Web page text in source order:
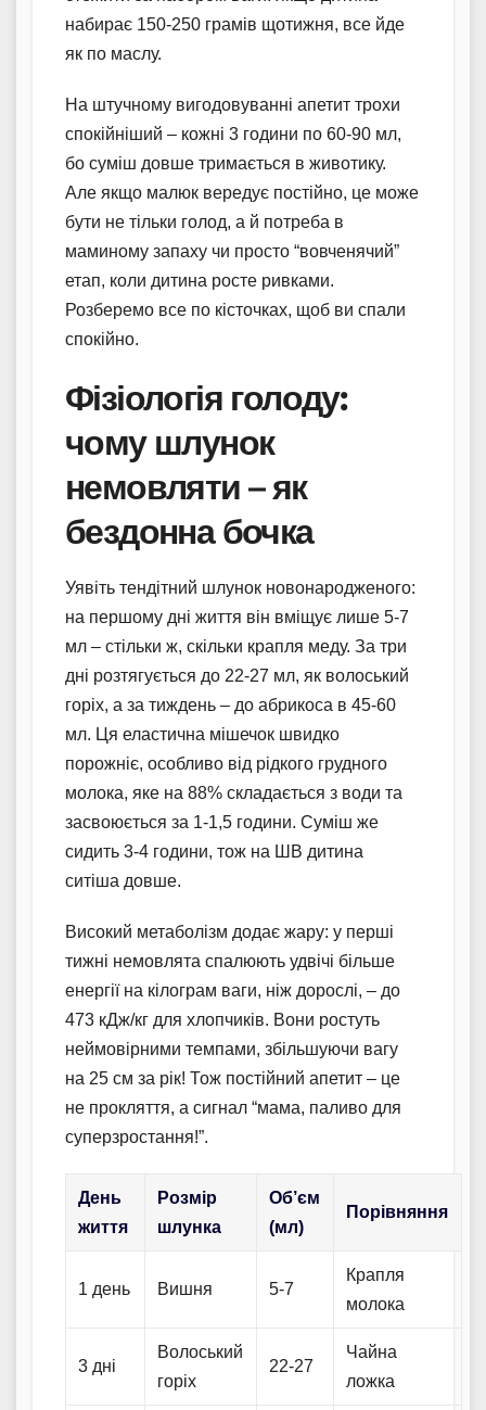
набирає 150-250 грамів щотижня, все йде
як по маслу.
На штучному вигодовуванні апетит трохи
спокійніший – кожні 3 години по 60-90 мл,
бо суміш довше тримається в животику.
Але якщо малюк вередує постійно, це може
бути не тільки голод, а й потреба в
маминому запаху чи просто “вовченячий”
етап, коли дитина росте ривками.
Розберемо все по кісточках, щоб ви спали
спокійно.
Фізіологія голоду:
чому шлунок
немовляти – як
бездонна бочка
Уявіть тендітний шлунок новонародженого:
на першому дні життя він вміщує лише 5-7
мл – стільки ж, скільки крапля меду. За три
дні розтягується до 22-27 мл, як волоський
горіх, а за тиждень – до абрикоса в 45-60
мл. Ця еластична мішечок швидко
порожніє, особливо від рідкого грудного
молока, яке на 88% складається з води та
засвоюється за 1-1,5 години. Суміш же
сидить 3-4 години, тож на ШВ дитина
ситіша довше.
Високий метаболізм додає жару: у перші
тижні немовлята спалюють удвічі більше
енергії на кілограм ваги, ніж дорослі, – до
473 кДж/кг для хлопчиків. Вони ростуть
неймовірними темпами, збільшуючи вагу
на 25 см за рік! Тож постійний апетит – це
не прокляття, а сигнал “мама, паливо для
суперзростання!”.
День
життя
Розмір
шлунка
Об’єм
(мл)
Порівняння
1 день Вишня 5-7
Крапля
молока
3 дні
Волоський
горіх
22-27
Чайна
ложка